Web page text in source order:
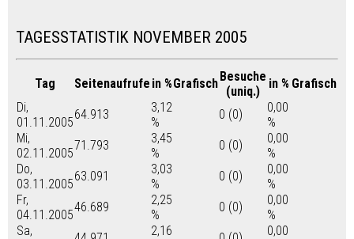
TAGESSTATISTIK NOVEMBER 2005
Tag Seitenaufrufe in %GrafischBesuche
(uniq.)
in % Grafisch
Di,
01.11.2005
64.913
3,12
%
0 (0)
0,00
%
Mi,
02.11.2005
71.793
3,45
%
0 (0)
0,00
%
Do,
03.11.2005
63.091
3,03
%
0 (0)
0,00
%
Fr,
04.11.2005
46.689
2,25
%
0 (0)
0,00
%
Sa,
2,16
0,00